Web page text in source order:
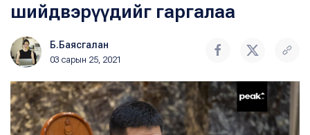
шийдвэрүүдийг гаргалаа
Б.Баясгалан
03 сарын 25, 2021